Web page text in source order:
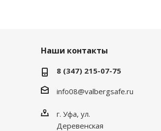
Наши контакты
8 (347) 215-07-75
info08@valbergsafe.ru
г. Уфа, ул.
Деревенская